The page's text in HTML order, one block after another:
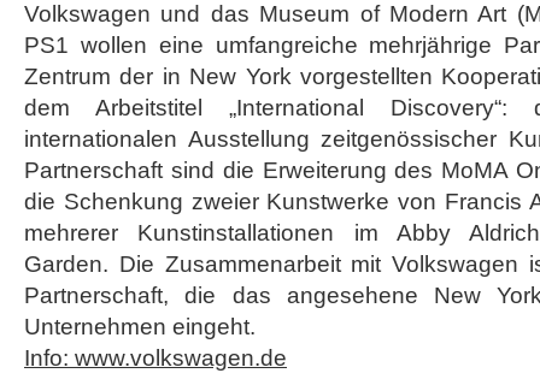
Volkswagen und das Museum of Modern Art
PS1 wollen eine umfangreiche mehrjährige
Zentrum der in New York vorgestellten
dem Arbeitstitel „International
internationalen Ausstellung zeitgenössischer
Partnerschaft sind die Erweiterung des MoMA
die Schenkung zweier Kunstwerke von Francis
mehrerer Kunstinstallationen im Abby
Garden. Die Zusammenarbeit mit Volkswagen
Partnerschaft, die das angesehene New
Unternehmen eingeht.
Info: www.volkswagen.de